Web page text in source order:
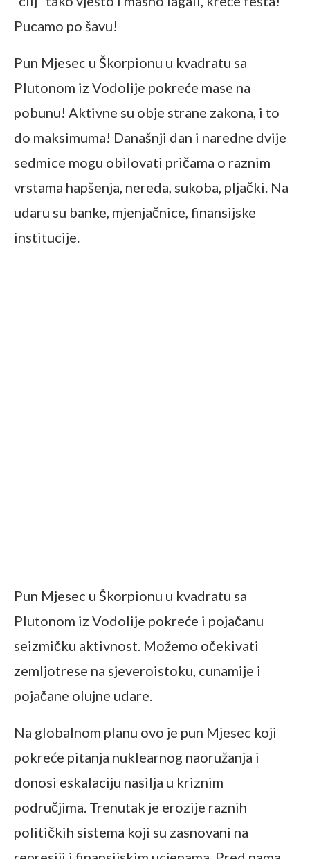
Pucamo po šavu!
Pun Mjesec u Škorpionu u kvadratu sa
Plutonom iz Vodolije pokreće mase na
pobunu! Aktivne su obje strane zakona, i to
do maksimuma! Današnji dan i naredne dvije
sedmice mogu obilovati pričama o raznim
vrstama hapšenja, nereda, sukoba, pljački. Na
udaru su banke, mjenjačnice, finansijske
institucije.
Pun Mjesec u Škorpionu u kvadratu sa
Plutonom iz Vodolije pokreće i pojačanu
seizmičku aktivnost. Možemo očekivati
zemljotrese na sjeveroistoku, cunamije i
pojačane olujne udare.
Na globalnom planu ovo je pun Mjesec koji
pokreće pitanja nuklearnog naoružanja i
donosi eskalaciju nasilja u kriznim
područjima. Trenutak je erozije raznih
političkih sistema koji su zasnovani na